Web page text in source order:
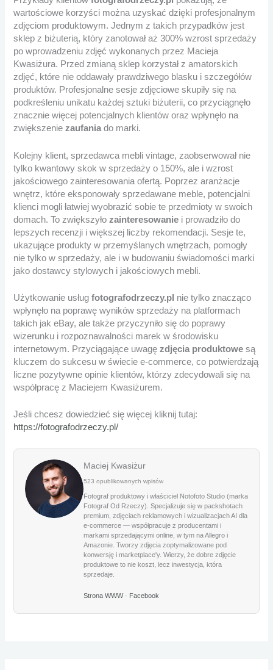
wartościowe korzyści można uzyskać dzięki profesjonalnym
zdjęciom produktowym. Jednym z takich przypadków jest
sklep z biżuterią, który zanotował aż 300% wzrost sprzedaży
po wprowadzeniu zdjęć wykonanych przez Macieja
Kwasiżura. Przed zmianą sklep korzystał z amatorskich
zdjęć, które nie oddawały prawdziwego blasku i szczegółów
produktów. Profesjonalne sesje zdjęciowe skupiły się na
podkreśleniu unikatu każdej sztuki biżuterii, co przyciągnęło
znacznie więcej potencjalnych klientów oraz wpłynęło na
zwiększeniezaufaniado marki.
Kolejny klient, sprzedawca mebli vintage, zaobserwował nie
tylko kwantowy skok w sprzedaży o 150%, ale i wzrost
jakościowego zainteresowania ofertą. Poprzez aranżacje
wnętrz, które eksponowały sprzedawane meble, potencjalni
klienci mogli łatwiej wyobrazić sobie te przedmioty w swoich
domach. To zwiększyłozainteresowanie i prowadziło do
lepszych recenzji i większej liczby rekomendacji. Sesje te,
ukazujące produkty w przemyślanych wnętrzach, pomogły
nie tylko w sprzedaży, ale i w budowaniu świadomości marki
jako dostawcy stylowych i jakościowych mebli.
Użytkowanie usługfotografodrzeczy.pl nie tylko znacząco
wpłynęło na poprawę wyników sprzedaży na platformach
takich jak eBay, ale także przyczyniło się do poprawy
wizerunku i rozpoznawalności marek w środowisku
internetowym. Przyciągające uwagęzdjęcia produktowe są
kluczem do sukcesu w świecie e-commerce, co potwierdzają
liczne pozytywne opinie klientów, którzy zdecydowali się na
współpracę z Maciejem Kwasiżurem.
Jeśli chcesz dowiedzieć się więcej kliknij tutaj:
https://fotografodrzeczy.pl/
Maciej Kwasiżur
523 opublikowanych wpisów
Fotograf produktowy i właściciel Notofoto Studio (marka
Fotograf Od Rzeczy). Specjalizuje się w packshotach
premium, zdjęciach reklamowych i wizualizacjach AI dla
e-commerce — współpracuje z producentami i
markami sprzedającymi online, w tym na Allegro i
Amazonie. Tworzy zdjęcia zoptymalizowane pod
konwersję i marketplace'y. Wierzy, że dobre zdjęcie
produktowe to nie koszt, lecz inwestycja, która
sprzedaje.
Strona WWW· Facebook